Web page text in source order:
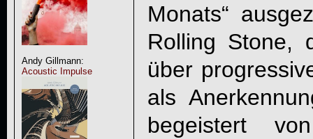
Andy Gillmann:
Acoustic Impulse
Monats“
Rolling Stone,
über
als
begeistert